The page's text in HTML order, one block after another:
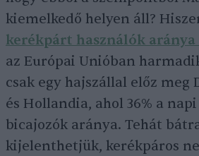
kiemelkedő helyen áll?
kerékpárt használók aránya
az Európai Unióban
csak egy hajszállal előz meg
és Hollandia, ahol 36% a
bicajozók aránya. Tehát
kijelenthetjük, kerékpáros